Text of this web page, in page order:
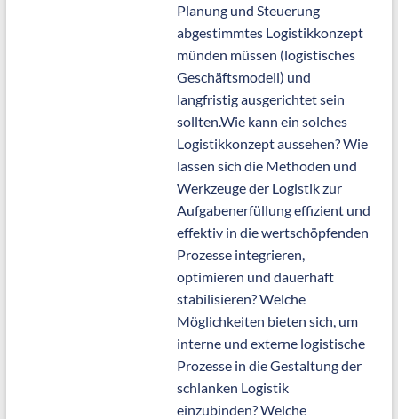
Planung und Steuerung
abgestimmtes Logistikkonzept
münden müssen (logistisches
Geschäftsmodell) und
langfristig ausgerichtet sein
sollten.Wie kann ein solches
Logistikkonzept aussehen? Wie
lassen sich die Methoden und
Werkzeuge der Logistik zur
Aufgabenerfüllung effizient und
effektiv in die wertschöpfenden
Prozesse integrieren,
optimieren und dauerhaft
stabilisieren? Welche
Möglichkeiten bieten sich, um
interne und externe logistische
Prozesse in die Gestaltung der
schlanken Logistik
einzubinden? Welche